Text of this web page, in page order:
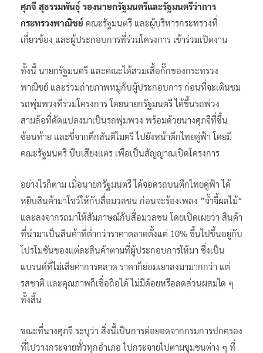
ศุภจี สุธรรมพันธุ์ รองนายกรัฐมนตรีและรัฐมนตรีว่าการ
กระทรวงพาณิชย์ คณะรัฐมนตรี และผู้บริหารกระทรวงที่
เกี่ยวข้อง และผู้ประกอบการที่ร่วมโครงการ เข้าร่วมเปิดงาน
ทั้งนี้ นายกรัฐมนตรี และคณะได้สวมเสื้อกั๊กของกระทรวง
พาณิชย์ และร่วมถ่ายภาพหมู่กับผู้ประกอบการ ก่อนที่จะเดินชม
รถพุ่มพวงที่ร่วมโครงการ โดยนายกรัฐมนตรี ได้ขึ้นรถพ่วง
สามล้อที่ดัดแปลงมาเป็นรถพุ่มพวง พร้อมด้วยนางศุภจีที่ขึ้น
ซ้อนท้าย และขี่จากตึกสันติไมตรี ไปยังหน้าตึกไทยคู่ฟ้า โดยมี
คณะรัฐมนตรี บีบเสียงแตร เพื่อเป็นสัญญาณเปิดโครงการ
อย่างไรก็ตาม เมื่อนายกรัฐมนตรี ได้จอดรถบนตึกไทยคู่ฟ้า ได้
หยิบสินค้ามาโชว์ให้กับสื่อมวลชน ก่อนจะร้องเพลง ”จ้ำจี้ผลไม้“
และลงจากรถมาให้สัมภาษณ์กับสื่อมวลชน โดยเปิดเผยว่า สินค้า
ที่นำมาเป็นสินค้าที่ต่ำกว่าราคาตลาดตั้งแต่ 10% ขึ้นไปขึ้นอยู่กับ
โปรโมชันของแต่ละสินค้าตามที่ผู้ประกอบการให้มา ซึ่งเป็น
แบรนด์ที่ไม่เสียค่าการตลาด ราคาก็ย่อมเยาลงมามากกว่า แต่
รสชาติ และคุณภาพก็เชื่อถือได้ ไม่มีด้อยหรือลดส่วนผสมใด ๆ
ทั้งสิ้น
ขณะที่นางศุภจี ระบุว่า สิ่งนี้เป็นการต่อยอดจากกรมการปกครอง
ที่ไปวางกระจายทั่วทุกอำเภอ ไปกระจายไปตามชุมชนต่าง ๆ ที่